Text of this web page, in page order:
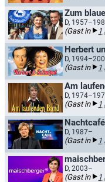
Zum
D,
(Gast in 1
D,
(Gast in 1
Am
D,
(Gast in 1
Nachtcafé
D, 1987–
(Gast in 1
D, 2003–
(Gast in 1